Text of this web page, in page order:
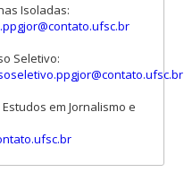
Isoladas:
Seletivo:
em Jornalismo e